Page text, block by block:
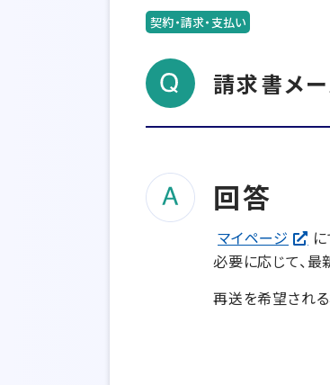
契約・請求・支払い
請求書メー
回答
マイページ
必要に応じて、最
再送を希望される